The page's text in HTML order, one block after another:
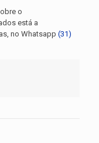
o
está a
no Whatsapp(31)